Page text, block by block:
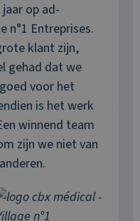
op ad-
n°1 Entreprises.
klant zijn,
gehad dat we
voor het
is het werk
winnend team
zijn we niet van